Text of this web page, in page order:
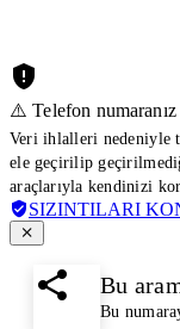
⚠️ Telefon
Veri ihlalleri nedeniyle
ele geçirilip
araçlarıyla kendinizi
SIZINTILARI
Bu
Bu